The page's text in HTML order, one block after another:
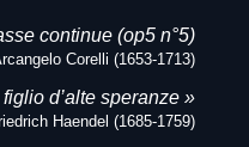
continue (op5 n°5)
Corelli (1653-1713)
d’alte speranze »
Haendel (1685-1759)